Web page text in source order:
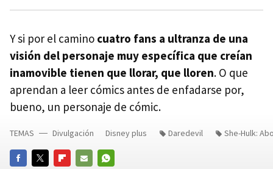
Y si por el camino cuatro fans a ultranza de una
visión del personaje muy específica que creían
inamovible tienen que llorar, que lloren. O que
aprendan a leer cómics antes de enfadarse por,
bueno, un personaje de cómic.
TEMAS Divulgación Disney plus Daredevil She-Hulk: